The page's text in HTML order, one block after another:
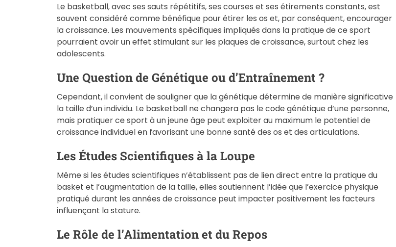
Le basketball, avec ses sauts répétitifs, ses courses et ses étirements constants, est
souvent considéré comme bénéfique pour étirer les os et, par conséquent, encourager
la croissance. Les mouvements spécifiques impliqués dans la pratique de ce sport
pourraient avoir un effet stimulant sur les plaques de croissance, surtout chez les
adolescents.
Une Question de Génétique ou d’Entraînement ?
Cependant, il convient de souligner que la génétique détermine de manière significative
la taille d’un individu. Le basketball ne changera pas le code génétique d’une personne,
mais pratiquer ce sport à un jeune âge peut exploiter au maximum le potentiel de
croissance individuel en favorisant une bonne santé des os et des articulations.
Les Études Scientifiques à la Loupe
Même si les études scientifiques n’établissent pas de lien direct entre la pratique du
basket et l’augmentation de la taille, elles soutiennent l’idée que l’exercice physique
pratiqué durant les années de croissance peut impacter positivement les facteurs
influençant la stature.
Le Rôle de l’Alimentation et du Repos